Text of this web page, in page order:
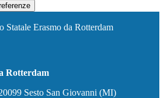
Statale Erasmo da Rotterdam
Rotterdam
Sesto San Giovanni (MI)